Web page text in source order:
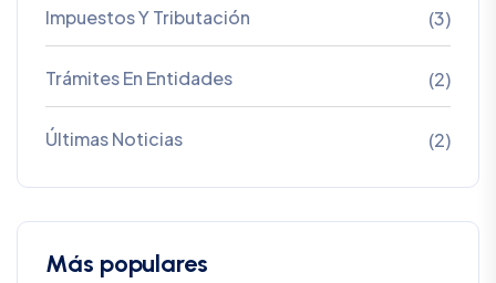
Impuestos Y Tributación (3)
Trámites En Entidades (2)
Últimas Noticias (2)
Más populares